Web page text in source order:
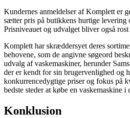
Kundernes anmeldelser af Komplett er
sætter pris på butikkens hurtige levering
Prisniveauet og udvalget bliver også
Komplett har skræddersyet deres
behovene, som de angivne søgeord
udvalg af vaskemaskiner, herunder
der er kendt for sin brugervenlighed og
konkurrencedygtige priser og fokus på
bedste steder at købe en vaskemaskine i
Konklusion